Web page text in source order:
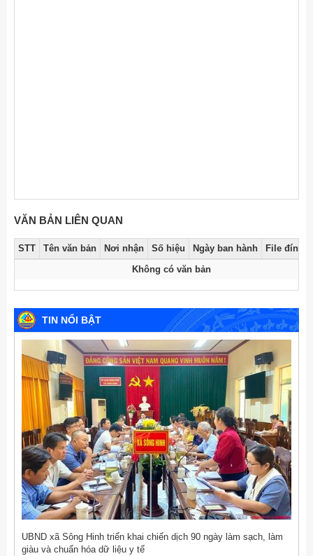
VĂN BẢN LIÊN QUAN
STT Tên văn bản Nơi nhận Số hiệu Ngày ban hành
File đính
Không có văn bản
TIN NỔI BẬT
UBND xã Sông Hinh triển khai chiến dịch 90 ngày làm sạch, làm
giàu và chuẩn hóa dữ liệu y tế